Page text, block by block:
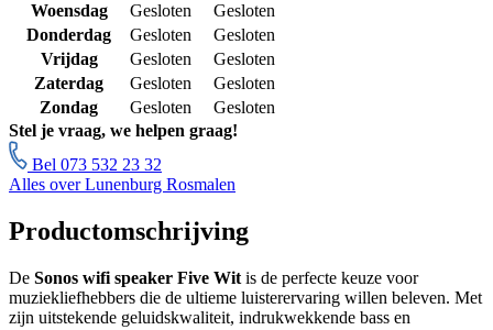
Woensdag
Gesloten
Gesloten
Donderdag
Gesloten
Gesloten
Vrijdag
Gesloten
Gesloten
Zaterdag
Gesloten
Gesloten
Zondag
Gesloten
Gesloten
Stel je vraag, we helpen graag!
Bel 073 532 23 32
Alles over Lunenburg Rosmalen
Productomschrijving
De Sonos wifi speaker Five Wit is de perfecte keuze voor
muziekliefhebbers die de ultieme luisterervaring willen beleven. Met
zijn uitstekende geluidskwaliteit, indrukwekkende bass en